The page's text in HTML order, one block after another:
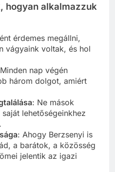
hogyan alkalmazzuk
érdemes megállni,
vágyaink voltak, és hol
nap végén
három dolgot, amiért
: Ne mások
lehetőségeinkhez
: Ahogy Berzsenyi is
a barátok, a közösség
jelentik az igazi